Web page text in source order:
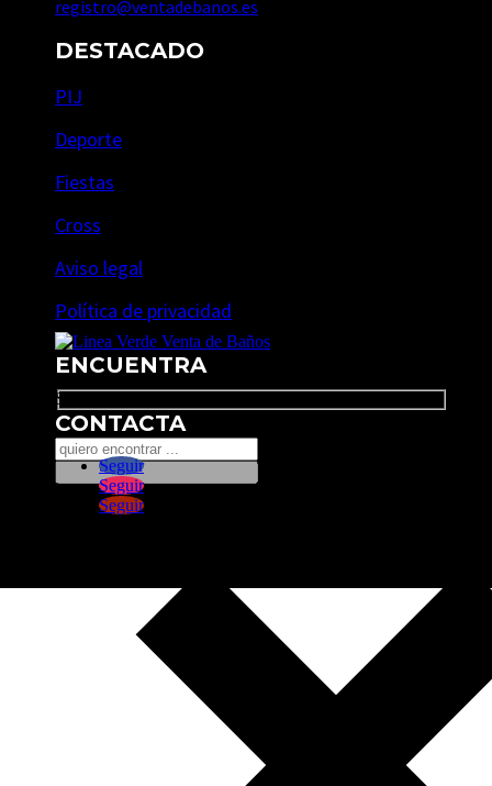
registro@ventadebanos.es
DESTACADO
PIJ
Deporte
Fiestas
Cross
Aviso legal
Política de privacidad
ENCUENTRA
Search
CONTACTA
Seguir
Seguir
Seguir